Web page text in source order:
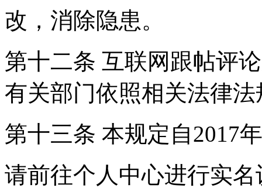
改，消除隐患。
第十二条 互联网跟帖评
有关部门依照相关法律
第十三条 本规定自2017
请前往个人中心进行实名